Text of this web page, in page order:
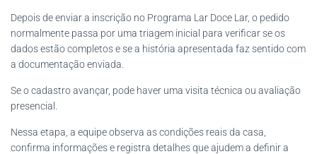
Depois de enviar a inscrição no Programa Lar Doce Lar, o pedido
normalmente passa por uma triagem inicial para verificar se os
dados estão completos e se a história apresentada faz sentido com
a documentação enviada.
Se o cadastro avançar, pode haver uma visita técnica ou avaliação
presencial.
Nessa etapa, a equipe observa as condições reais da casa,
confirma informações e registra detalhes que ajudem a definir a